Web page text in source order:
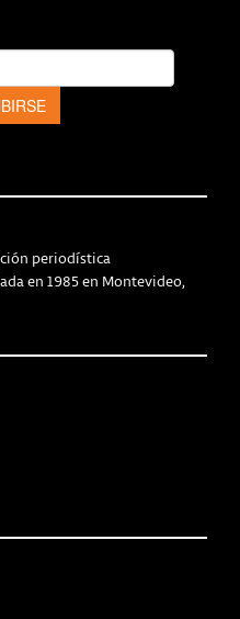
periodística
en 1985 en Montevideo,